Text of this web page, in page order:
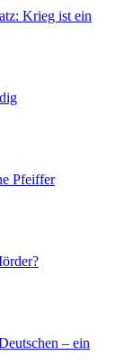
Krieg ist ein
Pfeiffer
– ein